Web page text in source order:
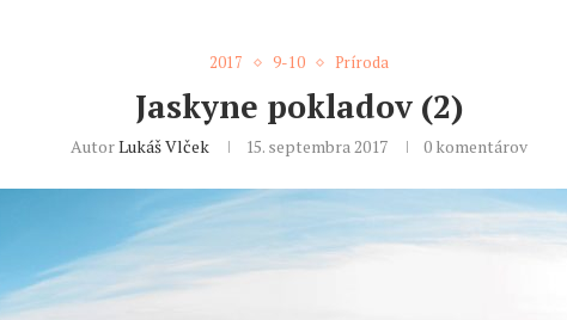
2017 9-10 Príroda
Jaskyne pokladov (2)
AutorLukáš Vlček 15. septembra 2017 0 komentárov